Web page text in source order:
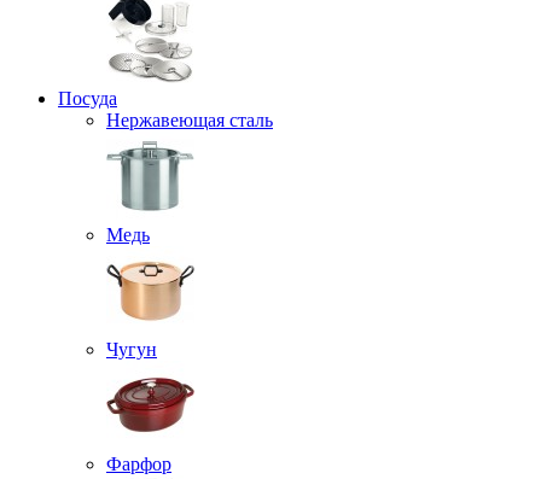
Посуда
Нержавеющая сталь
Медь
Чугун
Фарфор